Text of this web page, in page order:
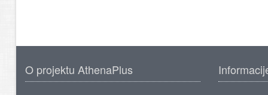
O projektu AthenaPlus